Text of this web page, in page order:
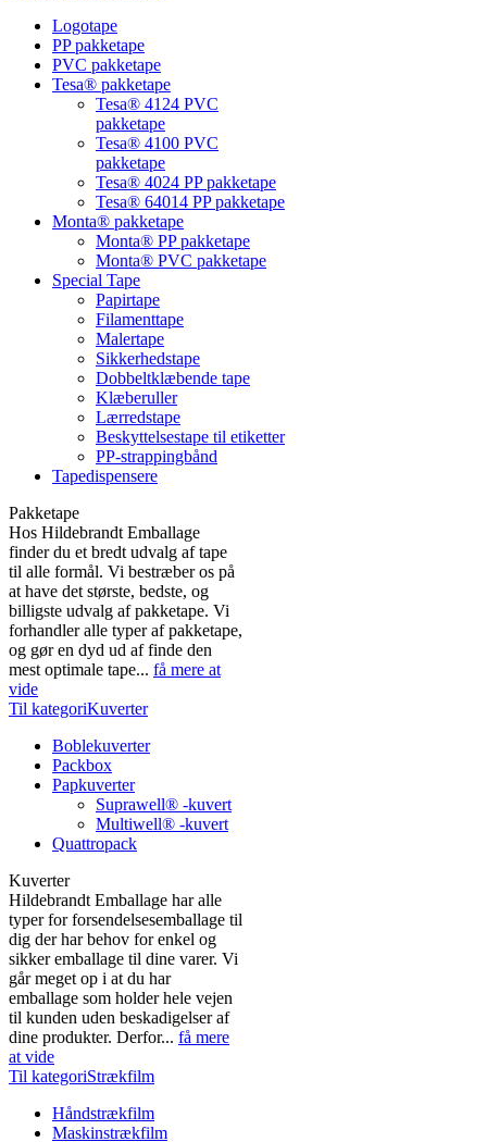
Logotape
PP pakketape
PVC pakketape
Tesa® pakketape
Tesa® 4124 PVC
pakketape
Tesa® 4100 PVC
pakketape
Tesa® 4024 PP pakketape
Tesa® 64014 PP pakketape
Monta® pakketape
Monta® PP pakketape
Monta® PVC pakketape
Special Tape
Papirtape
Filamenttape
Malertape
Sikkerhedstape
Dobbeltklæbende tape
Klæberuller
Lærredstape
Beskyttelsestape til etiketter
PP-strappingbånd
Tapedispensere
Pakketape
Hos Hildebrandt Emballage
finder du et bredt udvalg af tape
til alle formål. Vi bestræber os på
at have det største, bedste, og
billigste udvalg af pakketape. Vi
forhandler alle typer af pakketape,
og gør en dyd ud af finde den
mest optimale tape... få mere at
vide
Til kategoriKuverter
Boblekuverter
Packbox
Papkuverter
Suprawell® -kuvert
Multiwell® -kuvert
Quattropack
Kuverter
Hildebrandt Emballage har alle
typer for forsendelsesemballage til
dig der har behov for enkel og
sikker emballage til dine varer. Vi
går meget op i at du har
emballage som holder hele vejen
til kunden uden beskadigelser af
dine produkter. Derfor... få mere
at vide
Til kategoriStrækfilm
Håndstrækfilm
Maskinstrækfilm